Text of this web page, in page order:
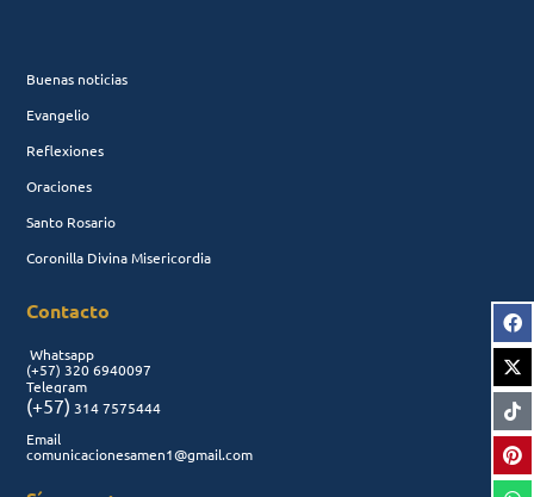
Buenas noticias
Evangelio
Reflexiones
Oraciones
Santo Rosario
Coronilla Divina Misericordia
Contacto
Whatsapp
(+57) 320 6940097
Telegram
(+57) 314 7575444
Email
comunicacionesamen1@gmail.com